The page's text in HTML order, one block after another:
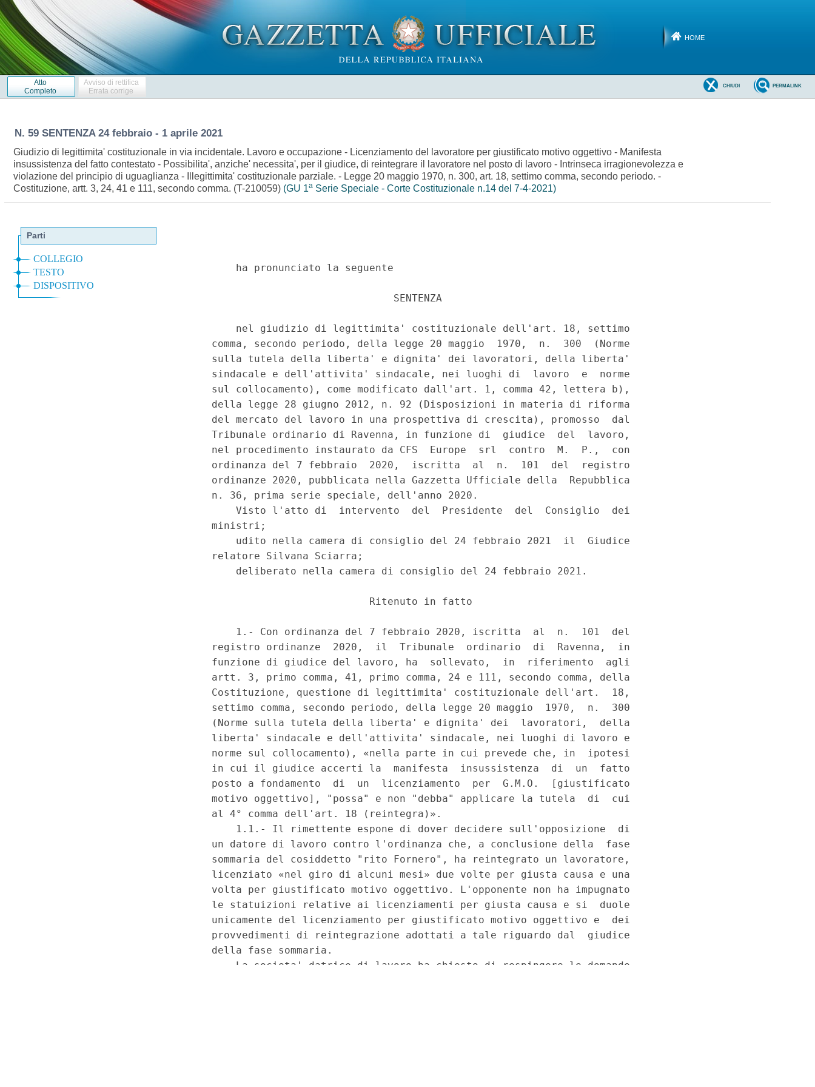
HOME
Atto
Completo
Avviso di rettifica
Errata corrige
PERMALINK
CHIUDI
N. 59 SENTENZA 24 febbraio - 1 aprile 2021
Giudizio di legittimita' costituzionale in via incidentale. Lavoro e occupazione - Licenziamento del lavoratore per giustificato motivo oggettivo - Manifesta
insussistenza del fatto contestato - Possibilita', anziche' necessita', per il giudice, di reintegrare il lavoratore nel posto di lavoro - Intrinseca irragionevolezza e
violazione del principio di uguaglianza - Illegittimita' costituzionale parziale. - Legge 20 maggio 1970, n. 300, art. 18, settimo comma, secondo periodo. -
Costituzione, artt. 3, 24, 41 e 111, secondo comma. (T-210059) (GU 1a Serie Speciale - Corte Costituzionale n.14 del 7-4-2021)